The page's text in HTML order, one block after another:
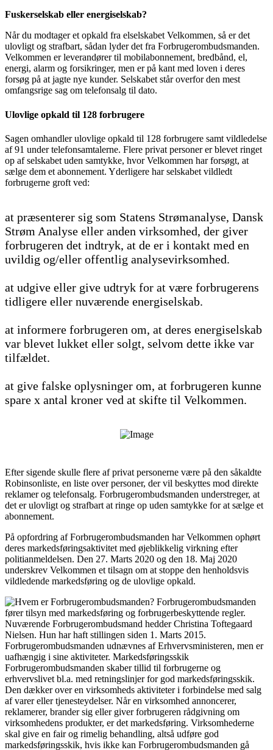
Fuskerselskab eller energiselskab?
Når du modtager et opkald fra elselskabet Velkommen, så er det
ulovligt og strafbart, sådan lyder det fra Forbrugerombudsmanden.
Velkommen er leverandører til mobilabonnement, bredbånd, el,
energi, alarm og forsikringer, men er på kant med loven i deres
forsøg på at jagte nye kunder. Selskabet står overfor den mest
omfangsrige sag om telefonsalg til dato.
Ulovlige opkald til 128 forbrugere
Sagen omhandler ulovlige opkald til 128 forbrugere samt vildledelse
af 91 under telefonsamtalerne. Flere privat personer er blevet ringet
op af selskabet uden samtykke, hvor Velkommen har forsøgt, at
sælge dem et abonnement. Yderligere har selskabet vildledt
forbrugerne groft ved:
at præsenterer sig som Statens Strømanalyse, Dansk
Strøm Analyse eller anden virksomhed, der giver
forbrugeren det indtryk, at de er i kontakt med en
uvildig og/eller offentlig analysevirksomhed.
at udgive eller give udtryk for at være forbrugerens
tidligere eller nuværende energiselskab.
at informere forbrugeren om, at deres energiselskab
var blevet lukket eller solgt, selvom dette ikke var
tilfældet.
at give falske oplysninger om, at forbrugeren kunne
spare x antal kroner ved at skifte til Velkommen.
Efter sigende skulle flere af privat personerne være på den såkaldte
Robinsonliste, en liste over personer, der vil beskyttes mod direkte
reklamer og telefonsalg. Forbrugerombudsmanden understreger, at
det er ulovligt og strafbart at ringe op uden samtykke for at sælge et
abonnement.
På opfordring af Forbrugerombudsmanden har Velkommen ophørt
deres markedsføringsaktivitet med øjeblikkelig virkning efter
politianmeldelsen. Den 27. Marts 2020 og den 18. Maj 2020
underskrev Velkommen et tilsagn om at stoppe den henholdsvis
vildledende markedsføring og de ulovlige opkald.